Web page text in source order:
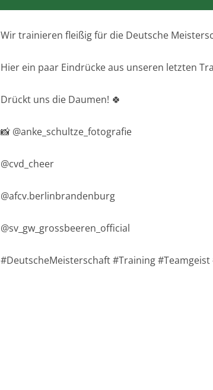
Wir trainieren fleißig für die Deutsche
Hier ein paar Eindrücke aus unseren letzten
Drückt uns die Daumen! 🍀
📸 @anke_schultze_fotografie
@cvd_cheer
@afcv.berlinbrandenburg
@sv_gw_grossbeeren_official
#DeutscheMeisterschaft #Training